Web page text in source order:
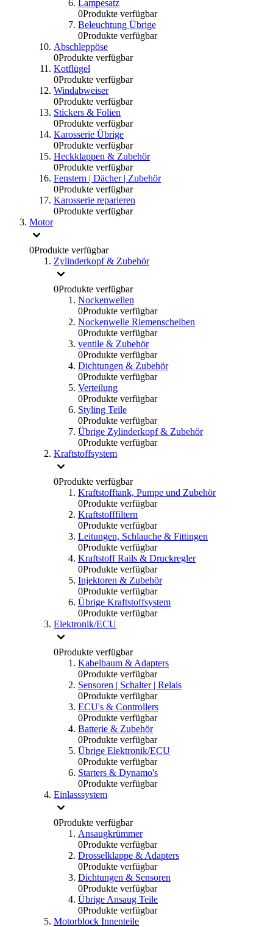
Lampesatz
0Produkte verfügbar
Beleuchtung Übrige
0Produkte verfügbar
Abschleppöse
0Produkte verfügbar
Kotflügel
0Produkte verfügbar
Windabweiser
0Produkte verfügbar
Stickers & Folien
0Produkte verfügbar
Karosserie Übrige
0Produkte verfügbar
Heckklappen & Zubehör
0Produkte verfügbar
Fenstern | Dächer | Zubehör
0Produkte verfügbar
Karosserie reparieren
0Produkte verfügbar
Motor
0Produkte verfügbar
Zylinderkopf & Zubehör
0Produkte verfügbar
Nockenwellen
0Produkte verfügbar
Nockenwelle Riemenscheiben
0Produkte verfügbar
ventile & Zubehör
0Produkte verfügbar
Dichtungen & Zubehör
0Produkte verfügbar
Verteilung
0Produkte verfügbar
Styling Teile
0Produkte verfügbar
Übrige Zylinderkopf & Zubehör
0Produkte verfügbar
Kraftstoffsystem
0Produkte verfügbar
Kraftstofftank, Pumpe und Zubehör
0Produkte verfügbar
Kraftstofffiltern
0Produkte verfügbar
Leitungen, Schlauche & Fittingen
0Produkte verfügbar
Kraftstoff Rails & Druckregler
0Produkte verfügbar
Injektoren & Zubehör
0Produkte verfügbar
Übrige Kraftstoffsystem
0Produkte verfügbar
Elektronik/ECU
0Produkte verfügbar
Kabelbaum & Adapters
0Produkte verfügbar
Sensoren | Schalter | Relais
0Produkte verfügbar
ECU's & Controllers
0Produkte verfügbar
Batterie & Zubehör
0Produkte verfügbar
Übrige Elektronik/ECU
0Produkte verfügbar
Starters & Dynamo's
0Produkte verfügbar
Einlasssystem
0Produkte verfügbar
Ansaugkrümmer
0Produkte verfügbar
Drosselklappe & Adapters
0Produkte verfügbar
Dichtungen & Sensoren
0Produkte verfügbar
Übrige Ansaug Teile
0Produkte verfügbar
Motorblock Innenteile